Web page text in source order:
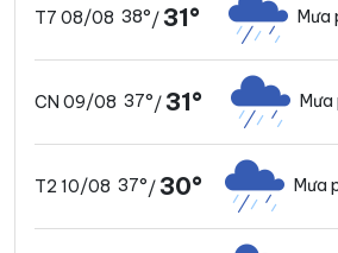
T7 08/08 38°/31° Mưa
CN 09/08 37°/31°
T2 10/08 37°/30° Mưa